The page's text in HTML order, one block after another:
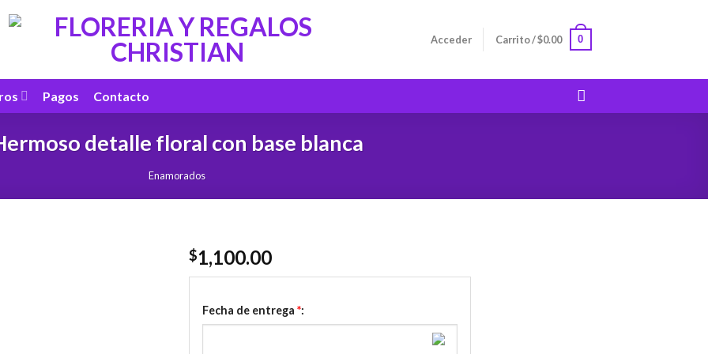
Acceder Carrito /$0.00 0
Pagos Contacto
detalle floral con base blanca
Enamorados
$1,100.00
Fecha de entrega *: